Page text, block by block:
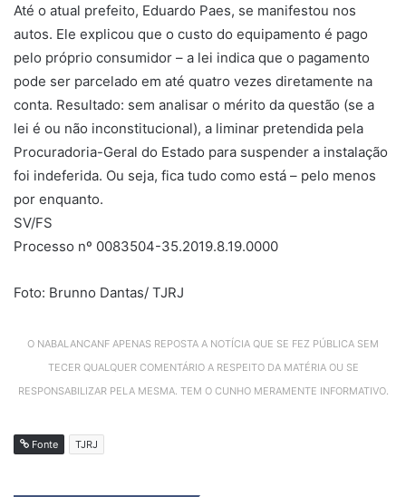
Até o atual prefeito, Eduardo Paes, se manifestou nos
autos. Ele explicou que o custo do equipamento é pago
pelo próprio consumidor – a lei indica que o pagamento
pode ser parcelado em até quatro vezes diretamente na
conta. Resultado: sem analisar o mérito da questão (se a
lei é ou não inconstitucional), a liminar pretendida pela
Procuradoria-Geral do Estado para suspender a instalação
foi indeferida. Ou seja, fica tudo como está – pelo menos
por enquanto.
SV/FS
Processo nº 0083504-35.2019.8.19.0000
Foto: Brunno Dantas/ TJRJ
O NABALANCANF APENAS REPOSTA A NOTÍCIA QUE SE FEZ PÚBLICA SEM
TECER QUALQUER COMENTÁRIO A RESPEITO DA MATÉRIA OU SE
RESPONSABILIZAR PELA MESMA. TEM O CUNHO MERAMENTE INFORMATIVO.
Fonte TJRJ